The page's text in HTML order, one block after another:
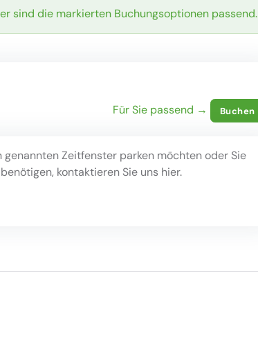
sind die markierten Buchungsoptionen passend.
Für Sie passend → Buchen
genannten Zeitfenster parken möchten oder Sie
kontaktieren Sie uns hier.